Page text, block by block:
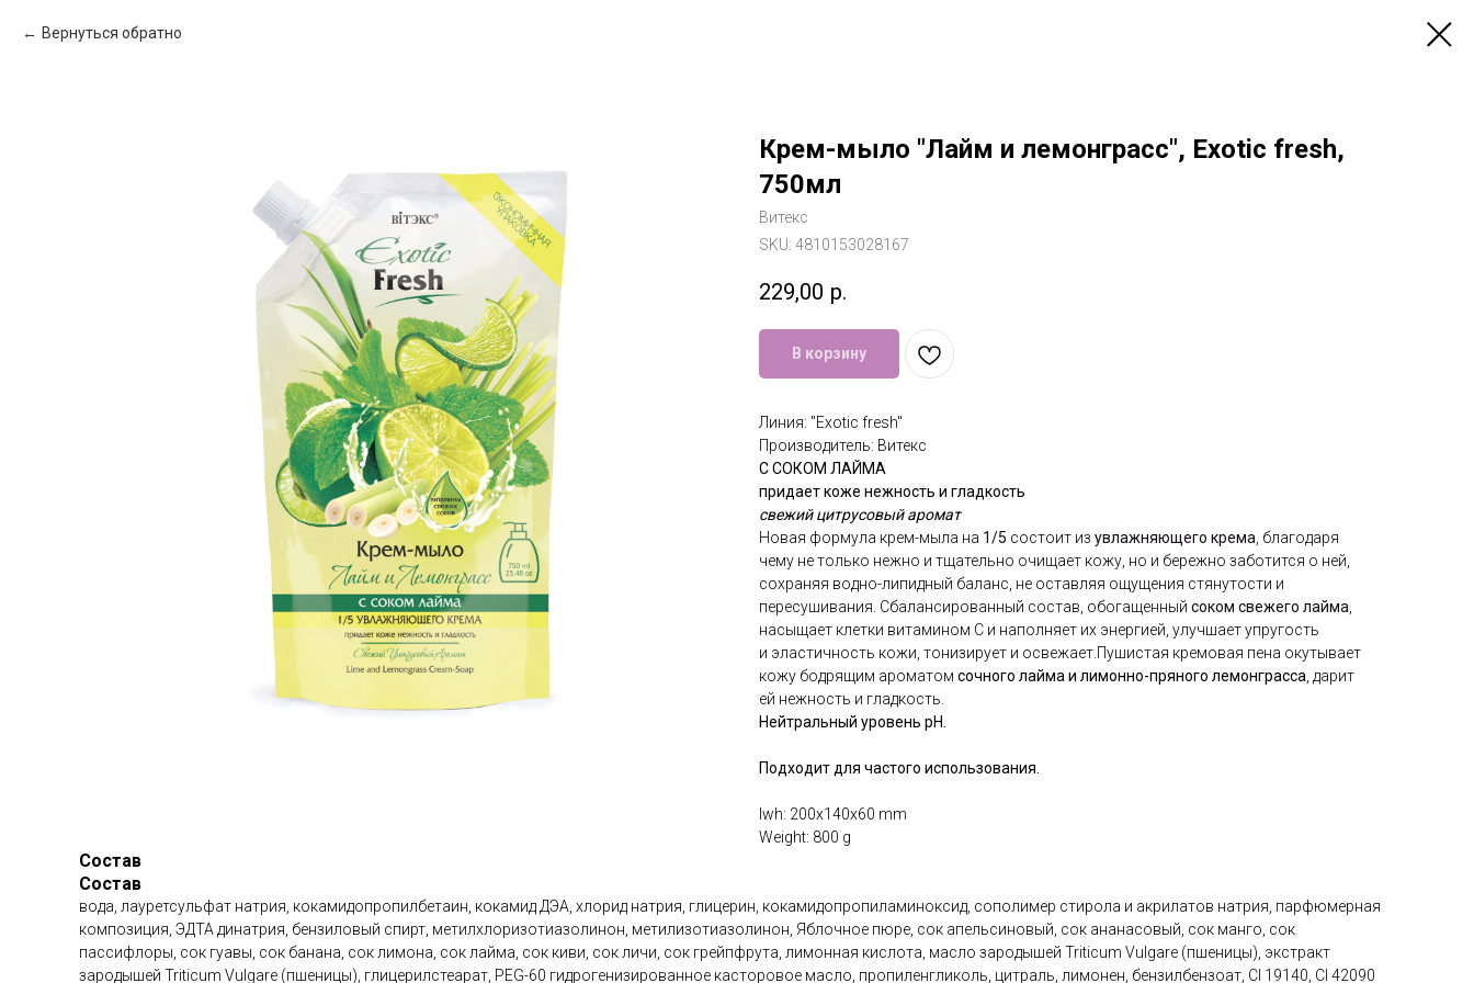
Вернуться обратно
Крем-мыло "Лайм и лемонграсс", Exotic fresh,
750мл
Витекс
SKU: 4810153028167
229,00 р.
В корзину
Линия: "Exotic fresh"
Производитель: Витекс
С СОКОМ ЛАЙМА
придает коже нежность и гладкость
свежий цитрусовый аромат
Новая формула крем-мыла на 1/5 состоит из увлажняющего крема, благодаря
чему не только нежно и тщательно очищает кожу, но и бережно заботится о ней,
сохраняя водно-липидный баланс, не оставляя ощущения стянутости и
пересушивания. Сбалансированный состав, обогащенный соком свежего лайма,
насыщает клетки витамином С и наполняет их энергией, улучшает упругость
и эластичность кожи, тонизирует и освежает.Пушистая кремовая пена окутывает
кожу бодрящим ароматом сочного лайма и лимонно-пряного лемонграсса, дарит
ей нежность и гладкость.
Нейтральный уровень pH.
Подходит для частого использования.
lwh: 200x140x60 mm
Weight: 800 g
Состав
Состав
вода, лауретсульфат натрия, кокамидопропилбетаин, кокамид ДЭА, хлорид натрия, глицерин, кокамидопропиламиноксид, сополимер стирола и акрилатов натрия, парфюмерная
композиция, ЭДТА динатрия, бензиловый спирт, метилхлоризотиазолинон, метилизотиазолинон, Яблочное пюре, сок апельсиновый, сок ананасовый, сок манго, сок
пассифлоры, сок гуавы, сок банана, сок лимона, сок лайма, сок киви, сок личи, сок грейпфрута, лимонная кислота, масло зародышей Triticum Vulgare (пшеницы), экстракт
зародышей Triticum Vulgare (пшеницы), глицерилстеарат, PEG-60 гидрогенизированное касторовое масло, пропиленгликоль, цитраль, лимонен, бензилбензоат, CI 19140, CI 42090